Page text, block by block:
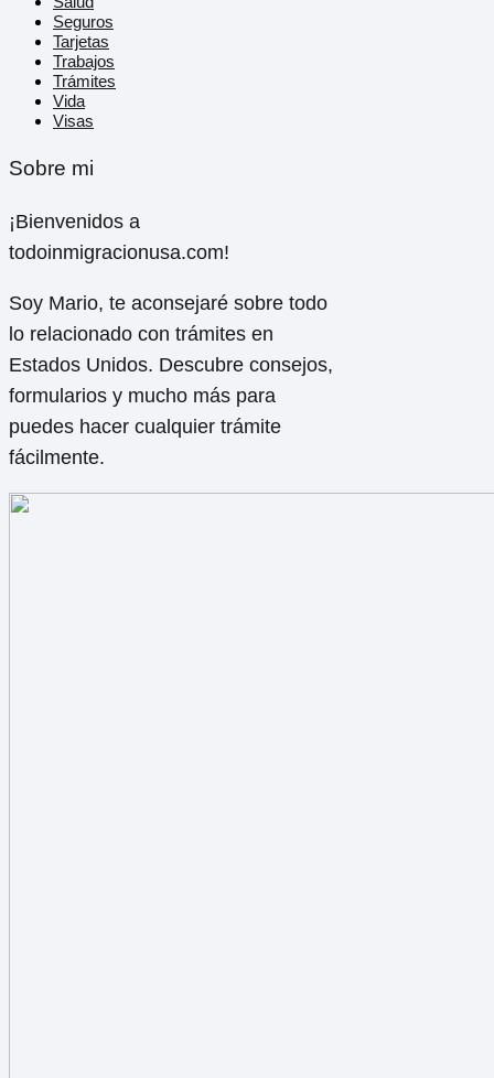
Seguros
Tarjetas
Trabajos
Trámites
Vida
Visas
Sobre mi
¡Bienvenidos a
todoinmigracionusa.com!
Soy Mario, te aconsejaré sobre todo
lo relacionado con trámites en
Estados Unidos. Descubre consejos,
formularios y mucho más para
puedes hacer cualquier trámite
fácilmente.